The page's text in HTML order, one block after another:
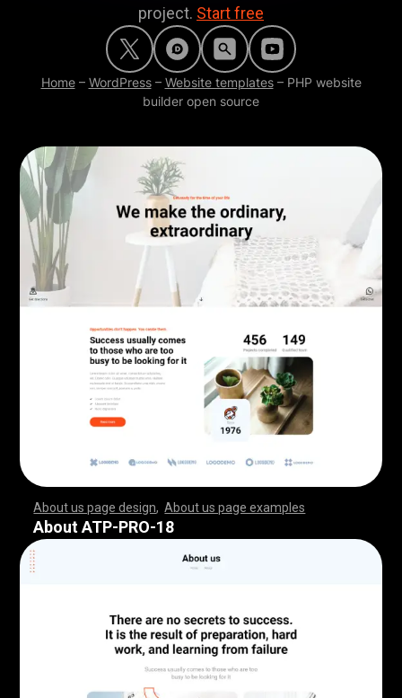
project. Start free
Home– WordPress– Website templates– PHP website
builder open source
About us page design ,About us page examples
,,,,,,,,,,,,,,,,,,,,,,,, ,,,,,,,,,,,,,,,,,,,,,,,,,,,
,,,,,,,,,,,,,,,,,,,,,,,, ,,,,,,,,,,,,,,,,,,,,,,,,,,,
,,,,,,,,,,,,,,,,,,,,,,,, ,,,,,,,,,,,,,,,,,,,,,,,,,,,
,,,,,,,,,,,,,,,,,,,,,,,, ,,,,,,,,,,,,,,,,,,,,,,,,,,,
,,,,,,,,,,,,,,,,,,,,,,,, ,,,,,,,,,,,,,,,,,,,,,,,,,,,
,,,,,,,,,,,,,,,,,,,,,,,, ,,,,,,,,,,,,,,,,,,,,,,,,,,,
,,,,,,,,,,,,,,,,,,,,,,,, ,,,,,,,,,,,,,,,,,,,,,,,,,,,
,,,,,,,,,,,,,,,,,,,,,,,, ,,,,,,,,,,,,
About ATP-PRO-18